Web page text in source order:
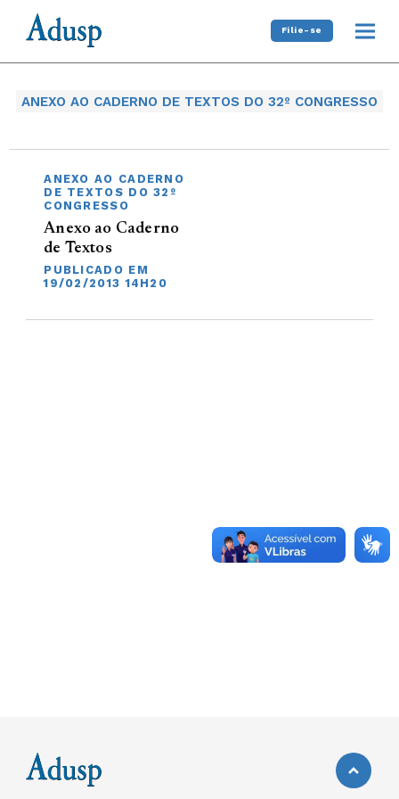
Filie-se
ANEXO AO CADERNO DE TEXTOS DO 32º CONGRESSO
ANEXO AO CADERNO
DE TEXTOS DO 32º
CONGRESSO
Anexo ao Caderno
de Textos
PUBLICADO EM
19/02/2013 14H20